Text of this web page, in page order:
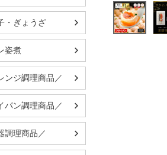
・ぎょうざ
姿煮
ンジ調理商品／
パン調理商品／
調理商品／